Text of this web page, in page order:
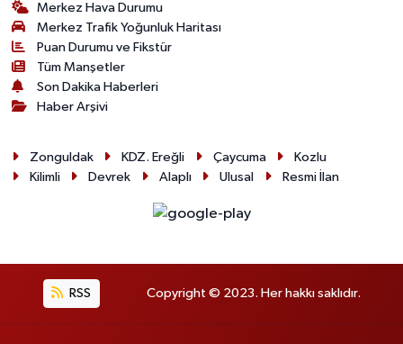
Merkez Hava Durumu
Merkez Trafik Yoğunluk Haritası
Puan Durumu ve Fikstür
Tüm Manşetler
Son Dakika Haberleri
Haber Arşivi
Zonguldak KDZ. Ereğli Çaycuma
Kozlu
Kilimli
Devrek Alaplı Ulusal Resmi İlan
RSS Copyright © 2023. Her hakkı saklıdır.